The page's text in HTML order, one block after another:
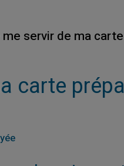
servir de ma
carte